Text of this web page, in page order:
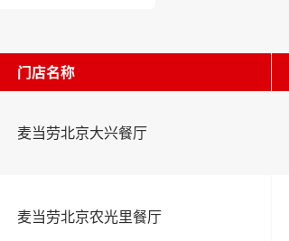
门店名称
麦当劳北京大兴餐厅
麦当劳北京农光里餐厅